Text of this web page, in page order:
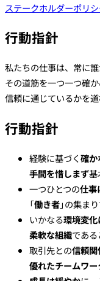
ステークホルダーポリ
行動指針
私たちの仕事は、常に
その道筋を一つ一つ確
信頼に通じているかを
行動指針
経験に基づく確
手間を惜しまず基
一つひとつの仕事
「働き者」の集ま
いかなる環境変
柔軟な組織である
取引先との信頼関
優れたチームワー